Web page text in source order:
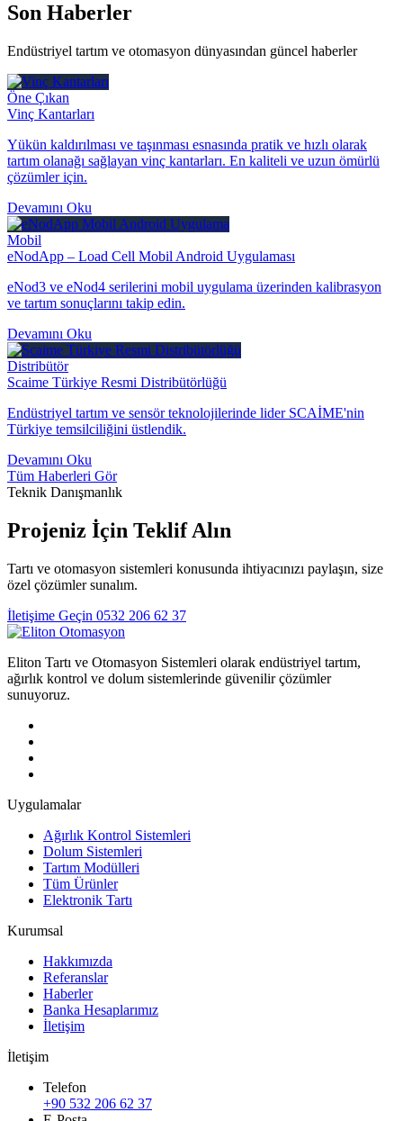
Son Haberler
Endüstriyel tartım ve otomasyon dünyasından güncel haberler
Öne Çıkan
Vinç Kantarları
Yükün kaldırılması ve taşınması esnasında pratik ve hızlı olarak
tartım olanağı sağlayan vinç kantarları. En kaliteli ve uzun ömürlü
çözümler için.
Devamını Oku
Mobil
eNodApp – Load Cell Mobil Android Uygulaması
eNod3 ve eNod4 serilerini mobil uygulama üzerinden kalibrasyon
ve tartım sonuçlarını takip edin.
Devamını Oku
Distribütör
Scaime Türkiye Resmi Distribütörlüğü
Endüstriyel tartım ve sensör teknolojilerinde lider SCAİME'nin
Türkiye temsilciliğini üstlendik.
Devamını Oku
Tüm Haberleri Gör
Teknik Danışmanlık
Projeniz İçin Teklif Alın
Tartı ve otomasyon sistemleri konusunda ihtiyacınızı paylaşın, size
özel çözümler sunalım.
İletişime Geçin 0532 206 62 37
Eliton Tartı ve Otomasyon Sistemleri olarak endüstriyel tartım,
ağırlık kontrol ve dolum sistemlerinde güvenilir çözümler
sunuyoruz.
Uygulamalar
Ağırlık Kontrol Sistemleri
Dolum Sistemleri
Tartım Modülleri
Tüm Ürünler
Elektronik Tartı
Kurumsal
Hakkımızda
Referanslar
Haberler
Banka Hesaplarımız
İletişim
İletişim
Telefon
+90 532 206 62 37